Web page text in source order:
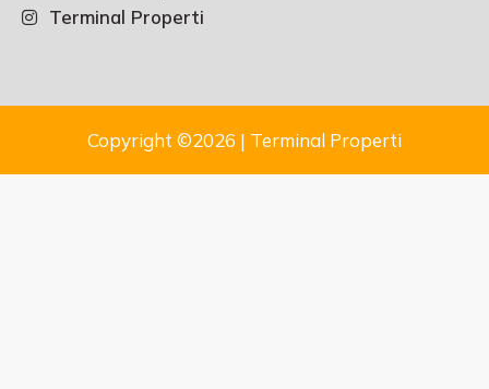
Terminal Properti
Copyright ©2026 | Terminal Properti